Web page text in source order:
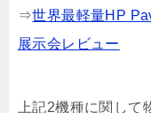
⇒世界最軽量HP
展示会レビュー
上記2機種に関し